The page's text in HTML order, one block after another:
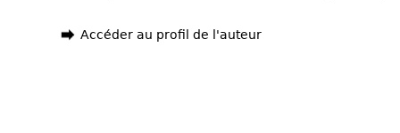
Accéder au profil de l'auteur